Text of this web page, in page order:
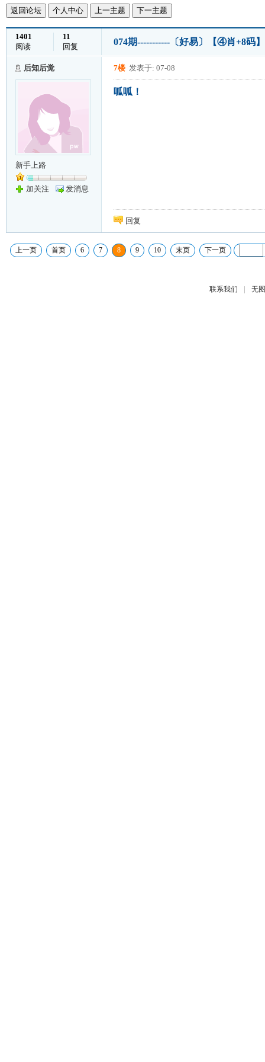
返回论坛 个人中心 上一主题 下一主题
1401
阅读
11
回复
074期-----------〔好易〕【④肖+8码
后知后觉
新手上路
加关注 发消息
7楼 发表于: 07-08
呱呱！
回复
上一页 首页 6 7 8 9 10 末页 下一页
联系我们 | 无